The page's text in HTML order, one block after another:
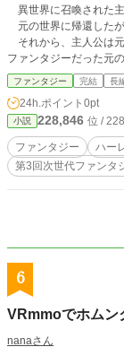
異世界に召喚された
元の世界に帰還した
それから、主人公は元
ファンタジーだった元
ファンタジー 完結 長
24h.ポイント 0pt
小説 228,846 位 /
ファンタジー ハー
第3回次世代ファンタ
6
VRmmoでホムン
nanaさん